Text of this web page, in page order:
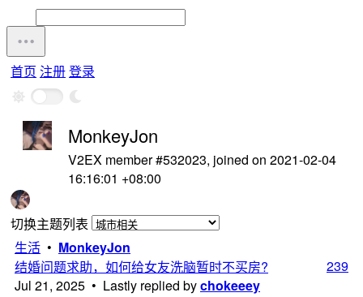
首页 注册登录
MonkeyJon
V2EX member #532023, joined on 2021-02-04
16:16:01 +08:00
切换主题列表
生活 • MonkeyJon
结婚问题求助，如何给女友洗脑暂时不买房?
Jul 21, 2025 • Lastly replied bychokeeey
239